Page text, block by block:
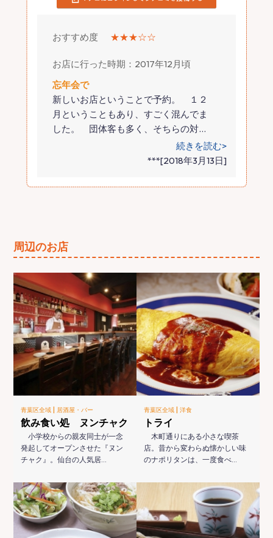
おすすめ度 ★★★☆☆
お店に行った時期：2017年12月頃
忘年会で
新しいお店ということで予約。 １２
月ということもあり、すごく混んでま
した。 団体客も多く、そちらの対…
続きを読む>
***[2018年3月13日]
周辺のお店
青葉区全域 | 居酒屋・バー
飲み食い処 ヌンチャク
小学校からの親友同士が一念
発起してオープンさせた『ヌン
チャク』。仙台の人気居…
青葉区全域 | 洋食
トライ
木町通りにある小さな喫茶
店。昔から変わらぬ懐かしい味
のナポリタンは、一度食べ…